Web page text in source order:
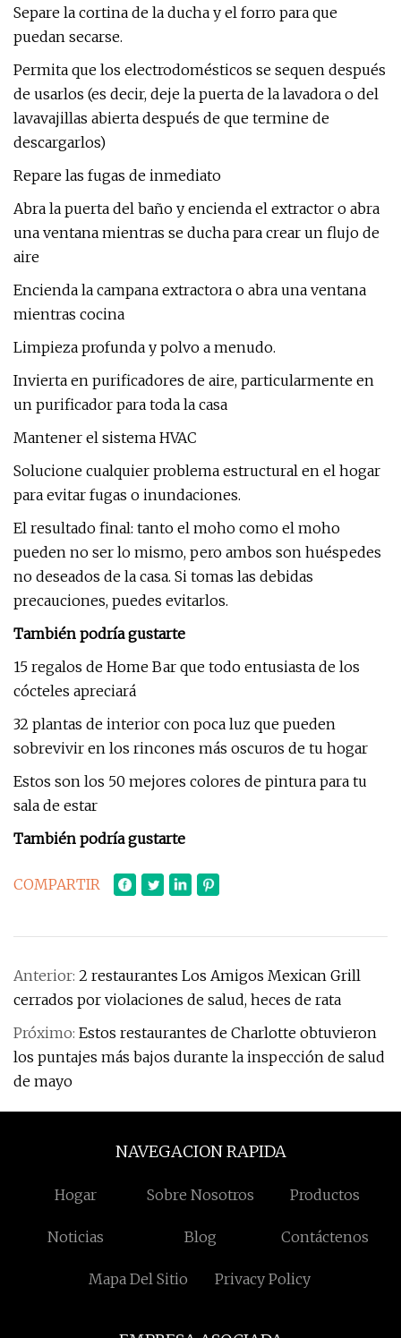
Separe la cortina de la ducha y el forro para que
puedan secarse.
Permita que los electrodomésticos se sequen después
de usarlos (es decir, deje la puerta de la lavadora o del
lavavajillas abierta después de que termine de
descargarlos)
Repare las fugas de inmediato
Abra la puerta del baño y encienda el extractor o abra
una ventana mientras se ducha para crear un flujo de
aire
Encienda la campana extractora o abra una ventana
mientras cocina
Limpieza profunda y polvo a menudo.
Invierta en purificadores de aire, particularmente en
un purificador para toda la casa
Mantener el sistema HVAC
Solucione cualquier problema estructural en el hogar
para evitar fugas o inundaciones.
El resultado final: tanto el moho como el moho
pueden no ser lo mismo, pero ambos son huéspedes
no deseados de la casa. Si tomas las debidas
precauciones, puedes evitarlos.
También podría gustarte
15 regalos de Home Bar que todo entusiasta de los
cócteles apreciará
32 plantas de interior con poca luz que pueden
sobrevivir en los rincones más oscuros de tu hogar
Estos son los 50 mejores colores de pintura para tu
sala de estar
También podría gustarte
COMPARTIR
Anterior: 2 restaurantes Los Amigos Mexican Grill
cerrados por violaciones de salud, heces de rata
Próximo: Estos restaurantes de Charlotte obtuvieron
los puntajes más bajos durante la inspección de salud
de mayo
NAVEGACION RAPIDA
Hogar Sobre Nosotros Productos
Noticias Blog Contáctenos
Mapa Del Sitio Privacy Policy